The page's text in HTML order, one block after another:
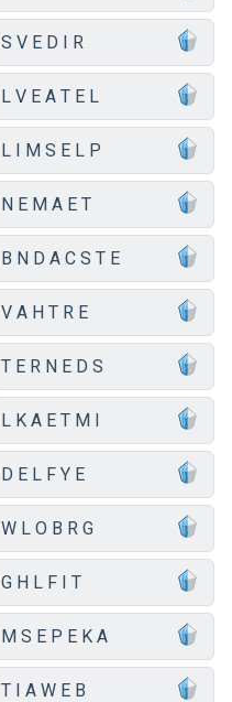
S V E D I R
L V E A T E L
L I M S E L P
N E M A E T
B N D A C S T E
V A H T R E
T E R N E D S
L K A E T M I
D E L F Y E
W L O B R G
G H L F I T
M S E P E K A
T I A W E B